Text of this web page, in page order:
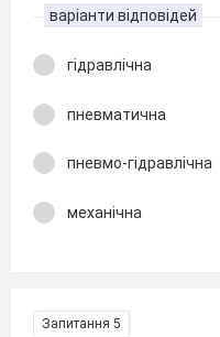
варіанти відповідей
гідравлічна
пневматична
пневмо-гідравлічна
механічна
Запитання 5